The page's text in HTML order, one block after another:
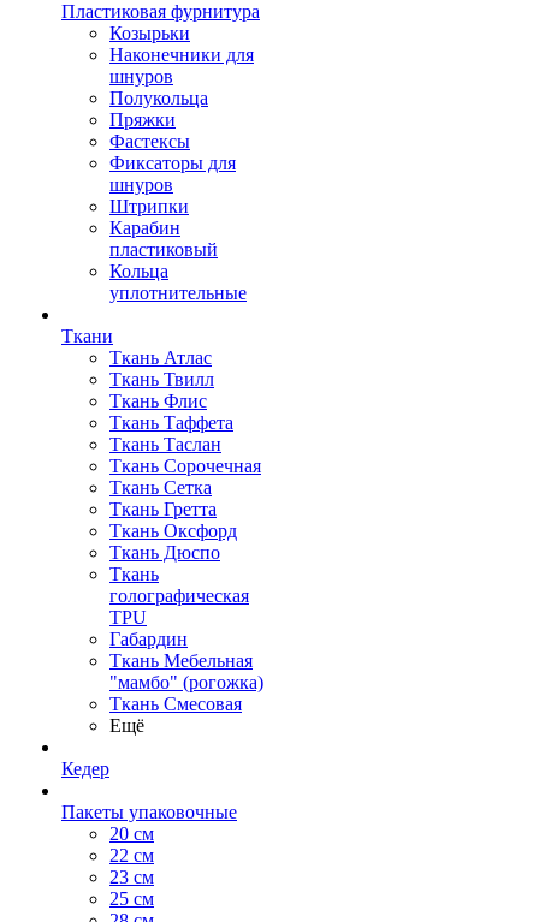
Пластиковая фурнитура
Козырьки
Наконечники для
шнуров
Полукольца
Пряжки
Фастексы
Фиксаторы для
шнуров
Штрипки
Карабин
пластиковый
Кольца
уплотнительные
Ткани
Ткань Атлас
Ткань Твилл
Ткань Флис
Ткань Таффета
Ткань Таслан
Ткань Сорочечная
Ткань Сетка
Ткань Гретта
Ткань Оксфорд
Ткань Дюспо
Ткань
голографическая
TPU
Габардин
Ткань Мебельная
"мамбо" (рогожка)
Ткань Смесовая
Ещё
Кедер
Пакеты упаковочные
20 см
22 см
23 см
25 см